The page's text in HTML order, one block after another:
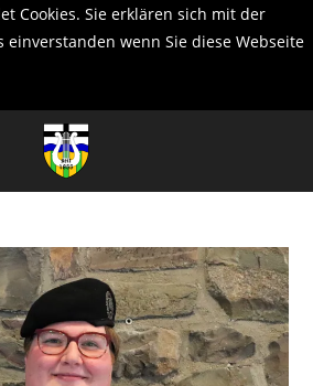
Cookies. Sie erklären sich mit der
einverstanden wenn Sie diese Webseite